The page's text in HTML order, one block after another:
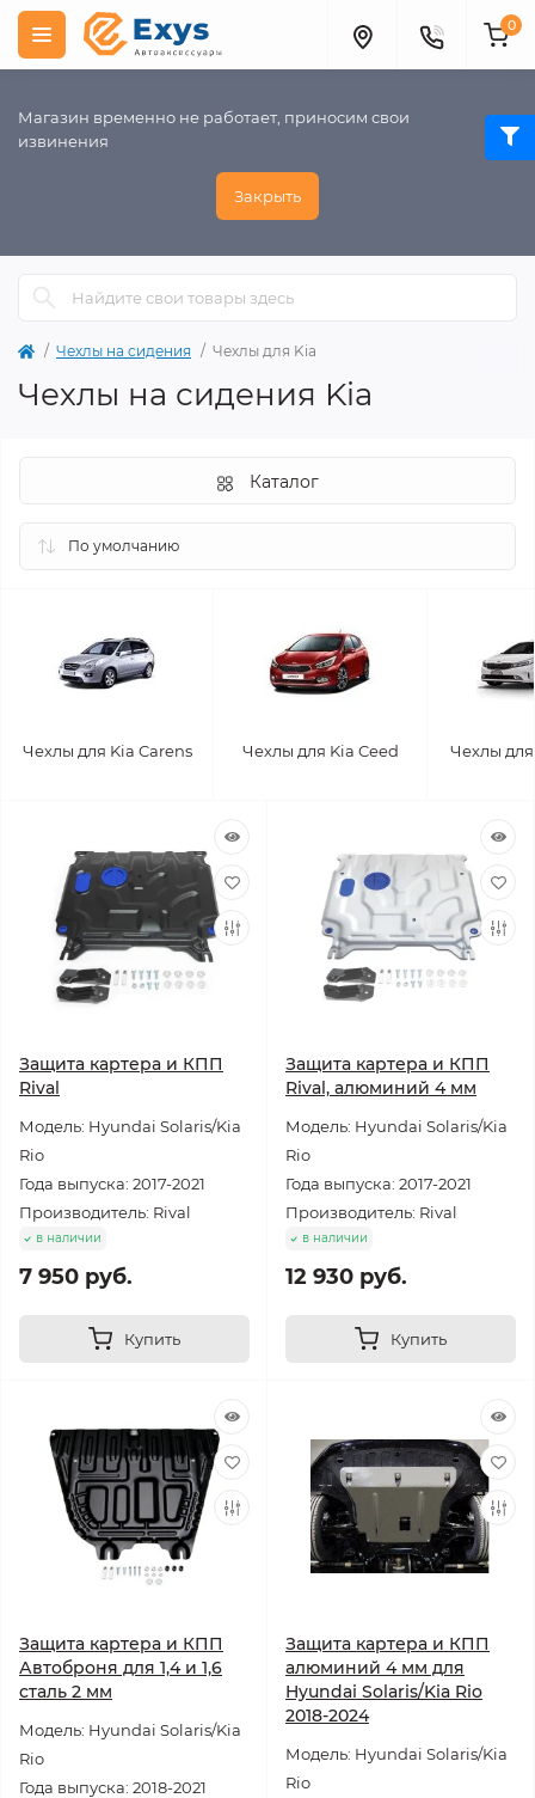
Магазин временно не работает, приносим свои
извинения
Закрыть
0
Чехлы на сидения Чехлы для Kia
Чехлы на сидения Kia
Каталог
Чехлы для Kia Carens Чехлы для Kia Ceed Чехлы
Защита картера и КПП
Rival
Модель: Hyundai Solaris/Kia
Rio
Года выпуска: 2017-2021
Производитель: Rival
в наличии
7 950 руб.
Купить
Защита картера и КПП
Rival, алюминий 4 мм
Модель: Hyundai Solaris/Kia
Rio
Года выпуска: 2017-2021
Производитель: Rival
в наличии
12 930 руб.
Купить
Защита картера и КПП
Автоброня для 1,4 и 1,6
сталь 2 мм
Модель: Hyundai Solaris/Kia
Rio
Года выпуска: 2018-2021
Защита картера и КПП
алюминий 4 мм для
Hyundai Solaris/Kia Rio
2018-2024
Модель: Hyundai Solaris/Kia
Rio